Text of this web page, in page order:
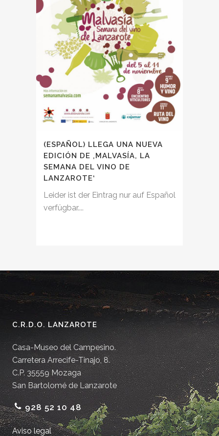
(ESPAÑOL) LLEGA UNA NUEVA
EDICIÓN DE ‚MALVASÍA, LA
SEMANA DEL VINO DE
LANZAROTE‘
Leider ist der Eintrag nur auf Español
verfügbar....
C.R.D.O. LANZAROTE
Casa-Museo del Campesino.
Carretera Arrecife-Tinajo, 8.
C.P. 35559 Mozaga
San Bartolomé de Lanzarote
928 52 10 48
Aviso legal